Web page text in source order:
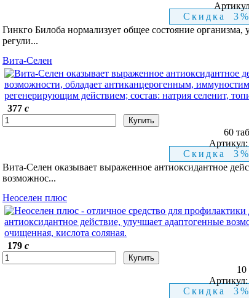
Скидка
Гинкго Билоба нормализует общее состояние
регули...
Вита-Селен
377 c
60
Артикул:
Скидка
Вита-Селен оказывает выраженное антиоксидантное
возможнос...
Неоселен плюс
179 c
Артикул:
Скидка